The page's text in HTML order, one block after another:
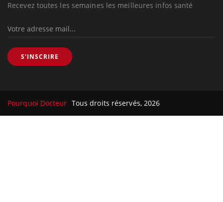
Recevez toutes les semaines les meilleures infos santé
S'INSCRIRE
Pourquoi Docteur Tous droits réservés, 2026